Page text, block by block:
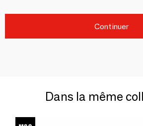
Continuer
Dans la même